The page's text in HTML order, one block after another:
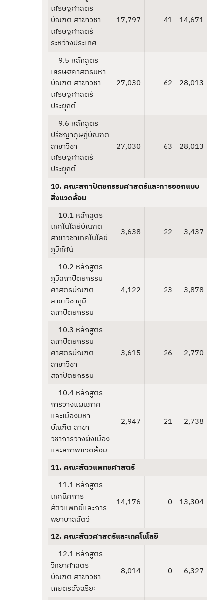
เศรษฐศาสตร
บัณฑิต สาขาวิชา
เศรษฐศาสตร์
ระหว่างประเทศ
17,797 41 14,671
9.5 หลักสูตร
เศรษฐศาสตรมหา
บัณฑิต สาขาวิชา
เศรษฐศาสตร์
ประยุกต์
27,030 62 28,013
9.6 หลักสูตร
ปรัชญาดุษฎีบัณฑิต
สาขาวิชา
เศรษฐศาสตร์
ประยุกต์
27,030 63 28,013
10. คณะสถาปัตยกรรมศาสตร์และการออกแบบ
สิ่งแวดล้อม
10.1 หลักสูตร
เทคโนโลยีบัณฑิต
สาขาวิชาเทคโนโลยี
ภูมิทัศน์
3,638 22 3,437
10.2 หลักสูตร
ภูมิสถาปัตยกรรม
ศาสตรบัณฑิต
สาขาวิชาภูมิ
สถาปัตยกรรม
4,122 23 3,878
10.3 หลักสูตร
สถาปัตยกรรม
ศาสตรบัณฑิต
สาขาวิชา
สถาปัตยกรรม
3,615 26 2,770
10.4 หลักสูตร
การวางแผนภาค
และเมืองมหา
บัณฑิต สาขา
วิชาการวางผังเมือง
และสภาพแวดล้อม
2,947 21 2,738
11. คณะสัตวแพทยศาสตร์
11.1 หลักสูตร
เทคนิคการ
สัตวแพทย์และการ
พยาบาลสัตว์
14,176 0 13,304
12. คณะสัตวศาสตร์และเทคโนโลยี
12.1 หลักสูตร
วิทยาศาสตร
บัณฑิต สาขาวิชา
เกษตรอัจฉริยะ
8,014 0 6,327